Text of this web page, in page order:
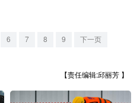
河北 山西
6 7 8 9 下一页
【责任编辑:邱丽芳 】